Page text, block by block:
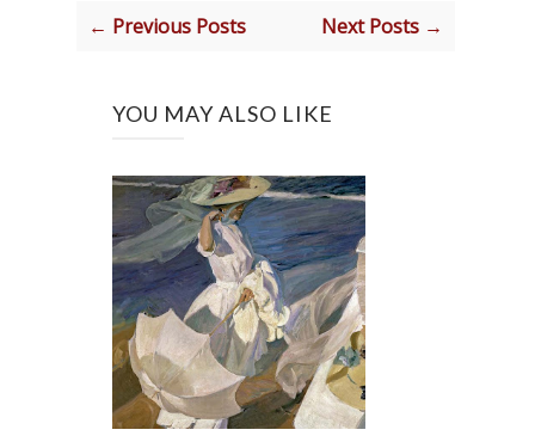
← Previous Posts Next Posts →
YOU MAY ALSO LIKE